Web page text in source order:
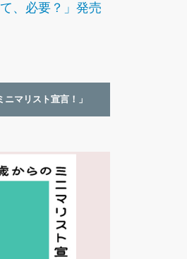
、必要？」発売
マリスト宣言！」